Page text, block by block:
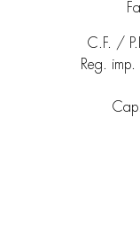
C.F. /
Reg.